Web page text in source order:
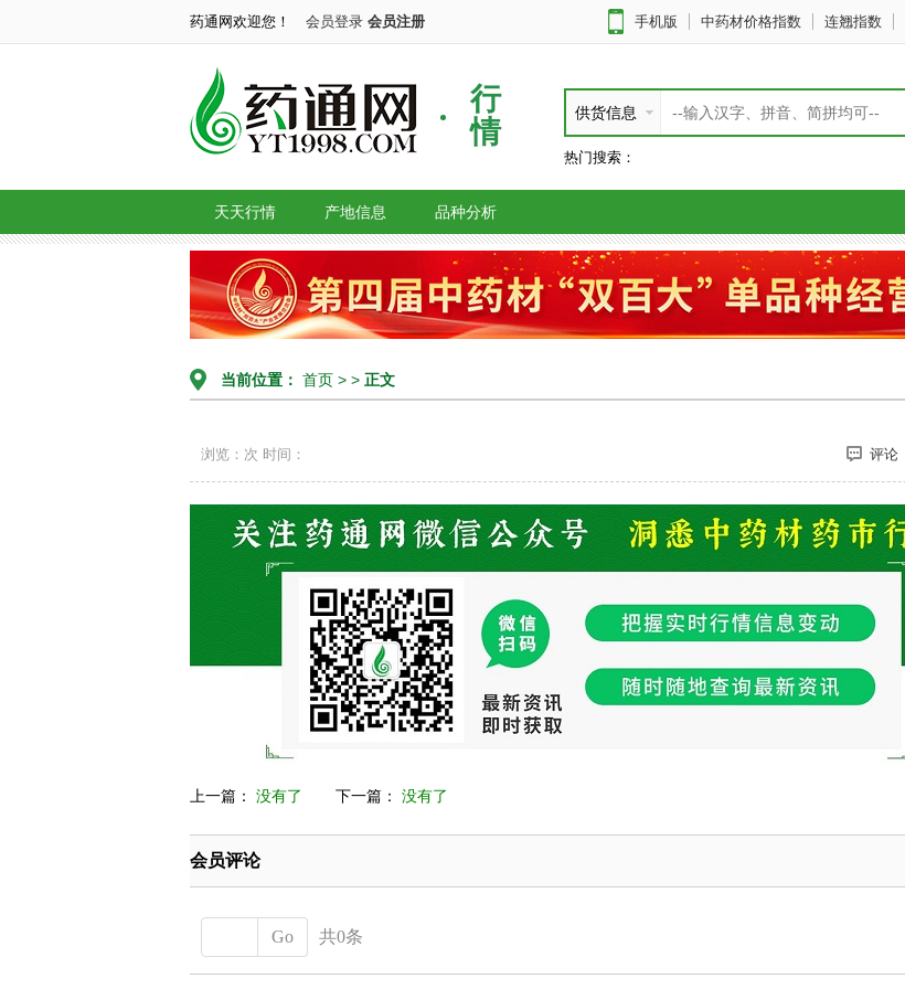
药通网欢迎您！ 会员登录 会员注册 手机版 中药材价格指数 连翘指数
行
情
供货信息
热门搜索：
天天行情 产地信息 品种分析
当前位置： 首页 > > 正文
浏览：次 时间： 评论
上一篇： 没有了 下一篇： 没有了
会员评论
Go 共0条